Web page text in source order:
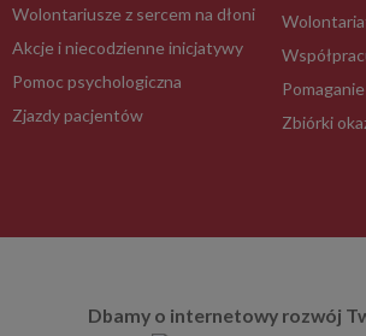
Wolontariusze z sercem na dłoni
Akcje i niecodzienne inicjatywy
Pomoc psychologiczna
Zjazdy pacjentów
Zbiórki
Dbamy o internetowy rozwój